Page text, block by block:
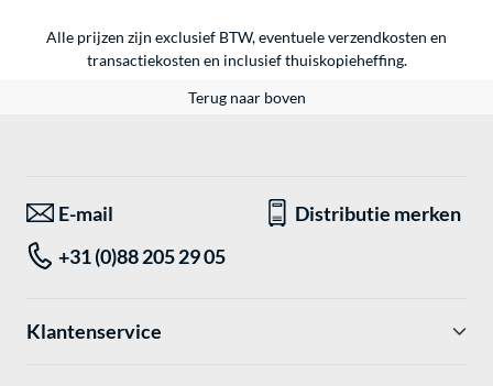
Alle prijzen zijn exclusief BTW, eventuele verzendkosten en
transactiekosten en inclusief thuiskopieheffing.
Terug naar boven
E-mail
Distributie merken
+31 (0)88 205 29 05
Klantenservice